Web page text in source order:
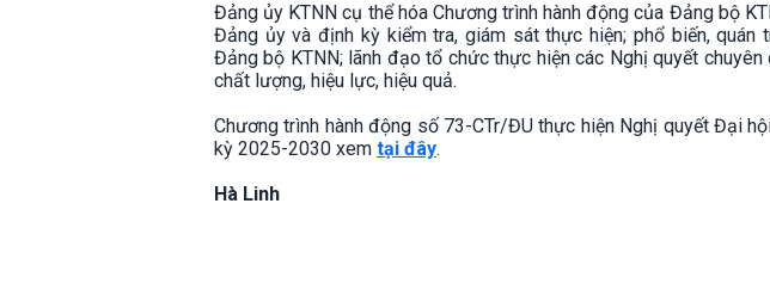
Đảng ủy KTNN cụ thể hóa Chương trình hành động của Đảng bộ
Đảng ủy và định kỳ kiểm tra, giám sát thực hiện; phổ biến, quán
Đảng bộ KTNN; lãnh đạo tổ chức thực hiện các Nghị quyết
chất lượng, hiệu lực, hiệu quả.
Chương trình hành động số 73-CTr/ĐU thực hiện Nghị quyết Đại
kỳ 2025-2030 xem tại đây.
Hà Linh